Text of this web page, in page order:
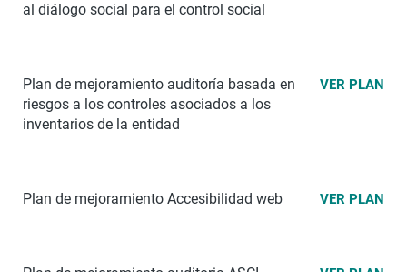
al diálogo social para el control social
Plan de mejoramiento auditoría basada en
riesgos a los controles asociados a los
inventarios de la entidad
VER PLAN
Plan de mejoramiento Accesibilidad web VER PLAN